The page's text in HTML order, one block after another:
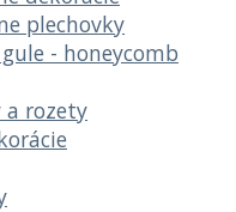
plechovky
- honeycomb
a rozety